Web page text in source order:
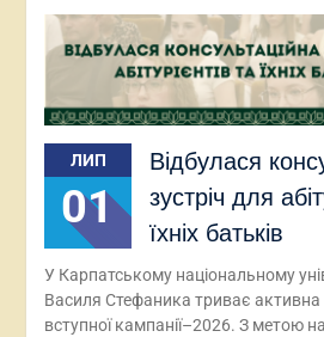
ЛИП
01
Відбулася
зустріч для
їхніх батьків
У Карпатському національному
Василя Стефаника триває активна
вступної кампанії–2026. З метою